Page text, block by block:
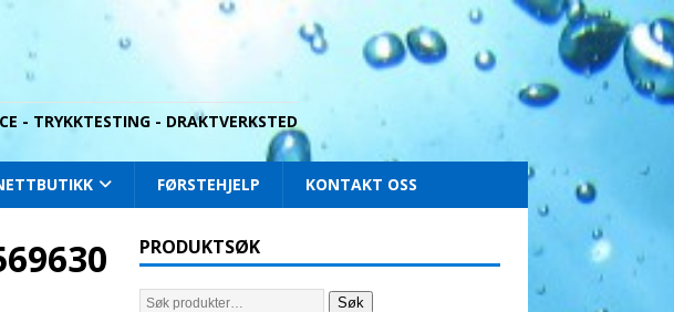
- TRYKKTESTING - DRAKTVERKSTED
FØRSTEHJELP KONTAKT OSS
PRODUKTSØK
Søk